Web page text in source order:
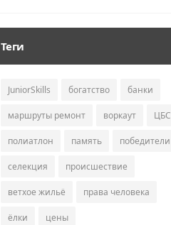
Теги
JuniorSkills богатство банки
маршруты ремонт воркаут ЦБС
полиатлон память победители
селекция происшествие
ветхое жильё права человека
ёлки цены